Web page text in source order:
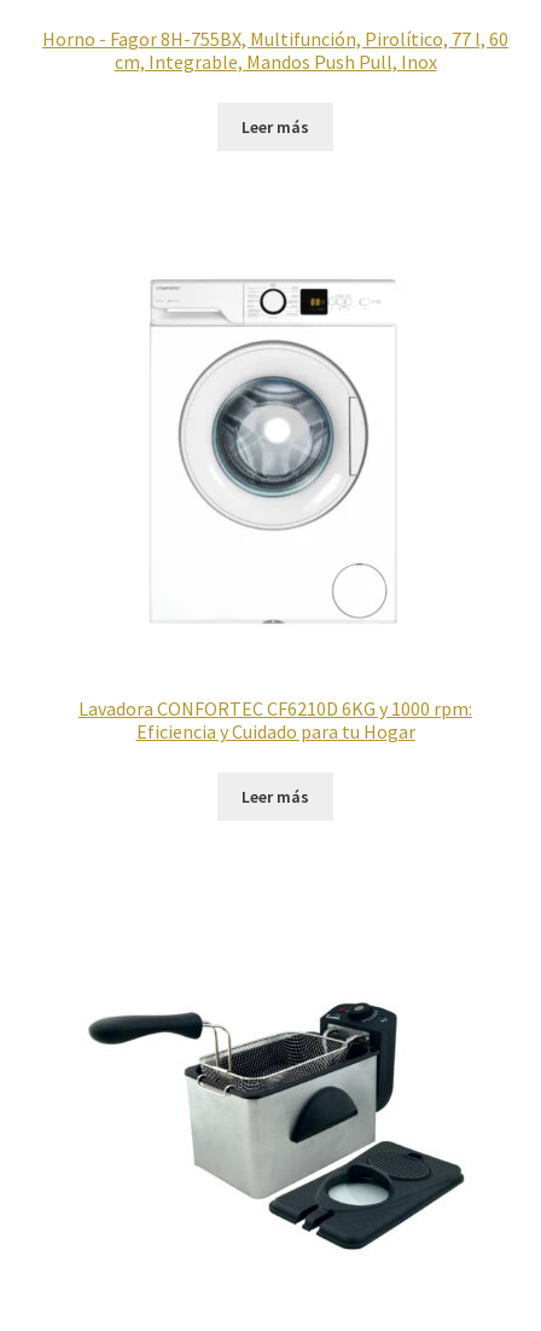
Horno - Fagor 8H-755BX, Multifunción, Pirolítico, 77 l, 60
cm, Integrable, Mandos Push Pull, Inox
Leer más
Lavadora CONFORTEC CF6210D 6KG y 1000 rpm:
Eficiencia y Cuidado para tu Hogar
Leer más